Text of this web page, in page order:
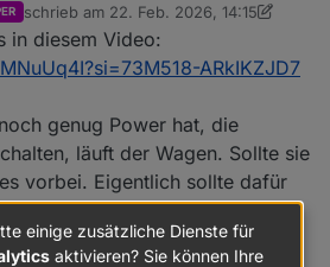
schrieb am 22. Feb. 2026, 14:15
zuletzt editiert von PLCHome 0
in diesem Video:
ARkIKZJD7
genug Power hat, die
läuft der Wagen. Sollte sie
vorbei. Eigentlich sollte dafür
SOH der 12V Batterie bestimmt
einfach stirbt.
einige zusätzliche Dienste für
aktivieren? Sie können Ihre